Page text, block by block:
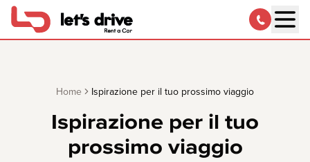
Home Ispirazione per il tuo prossimo viaggio
Ispirazione per il tuo
prossimo viaggio